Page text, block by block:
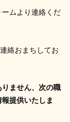
ムより連絡くだ
絡おまちしてお
ません、次の職
提供いたしま